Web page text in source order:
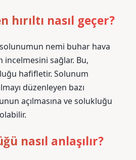
hırıltı nasıl geçer?
nemi buhar hava
incelmesini sağlar. Bu,
hafifletir. Solunum
düzenleyen bazı
açılmasına ve solukluğu
nasıl anlaşılır?